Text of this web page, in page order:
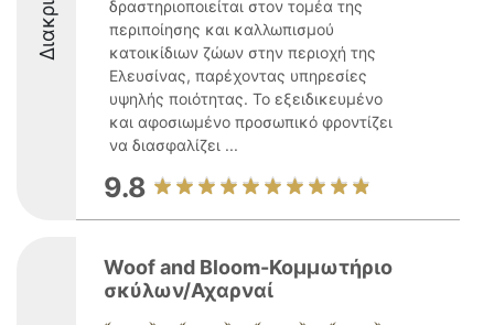
δραστηριοποιείται στον τομέα της
περιποίησης και καλλωπισμού
κατοικίδιων ζώων στην περιοχή της
Ελευσίνας, παρέχοντας υπηρεσίες
υψηλής ποιότητας. Το εξειδικευμένο
και αφοσιωμένο προσωπικό φροντίζει
να διασφαλίζει ...
9.8
Woof and Bloom-Κομμωτήριο
σκύλων/Αχαρναί